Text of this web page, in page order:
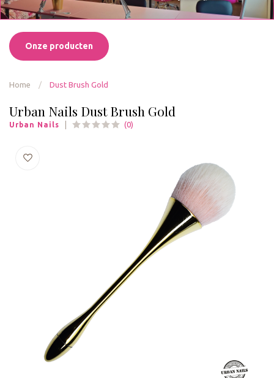
Onze producten
Home / Dust Brush Gold
Urban Nails Dust Brush Gold
Urban Nails (0)